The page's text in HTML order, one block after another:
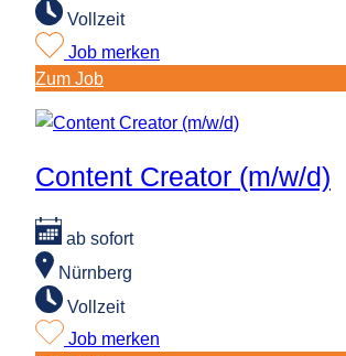
Vollzeit
Job merken
Zum Job:
Manager
Onlinemarketing
Content Creator (m/w/d)
ab sofort
Nürnberg
Vollzeit
Job merken